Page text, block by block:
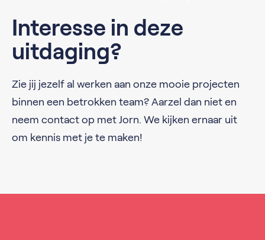
Interesse in deze
uitdaging?
Zie jij jezelf al werken aan onze mooie projecten
binnen een betrokken team? Aarzel dan niet en
neem contact op met Jorn. We kijken ernaar uit
om kennis met je te maken!